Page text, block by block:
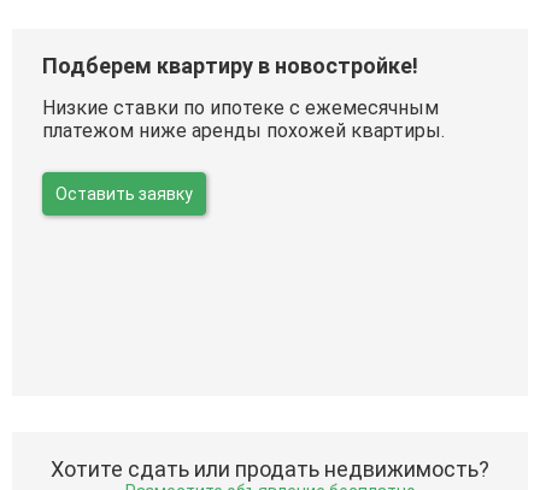
Подберем квартиру в новостройке!
Низкие ставки по ипотеке с ежемесячным
платежом ниже аренды похожей квартиры.
Оставить заявку
Хотите сдать или продать недвижимость?